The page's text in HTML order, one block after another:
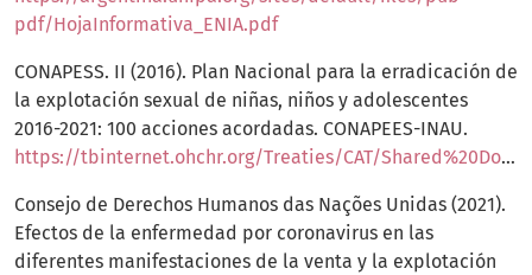
pdf/HojaInformativa_ENIA.pdf
CONAPESS. II (2016). Plan Nacional para la erradicación de
la explotación sexual de niñas, niños y adolescentes
2016-2021: 100 acciones acordadas. CONAPEES-INAU.
https://tbinternet.ohchr.org/Treaties/CAT/Shared%20Documents/URY/INT_CAT_ADR_URY_31800_S.pdf
Consejo de Derechos Humanos das Nações Unidas (2021).
Efectos de la enfermedad por coronavirus en las
diferentes manifestaciones de la venta y la explotación